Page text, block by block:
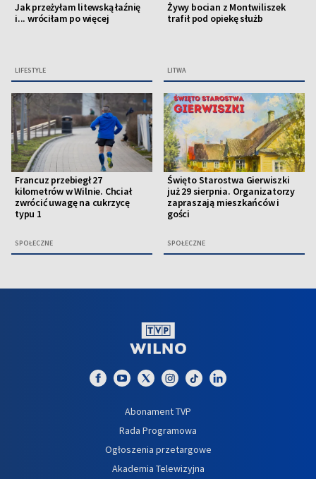
Jak przeżyłam litewską łaźnię
i... wróciłam po więcej
LIFESTYLE
Żywy bocian z Montwiliszek
trafił pod opiekę służb
LITWA
Francuz przebiegł 27
kilometrów w Wilnie. Chciał
zwrócić uwagę na cukrzycę
typu 1
SPOŁECZNE
Święto Starostwa Gierwiszki
już 29 sierpnia. Organizatorzy
zapraszają mieszkańców i
gości
SPOŁECZNE
Abonament TVP
Rada Programowa
Ogłoszenia przetargowe
Akademia Telewizyjna